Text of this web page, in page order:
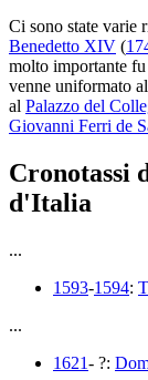
Ci sono state varie
Benedetto XIV (
molto importante
venne uniformato
al Palazzo del
Giovanni Ferri de
Cronotassi
d'Italia
...
1593-1594:
...
1621- ?: